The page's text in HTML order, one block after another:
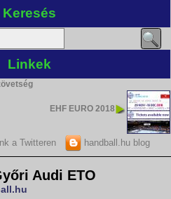
Keresés
Linkek
EHF EURO 2018
a Twitteren handball.hu blog
Audi ETO